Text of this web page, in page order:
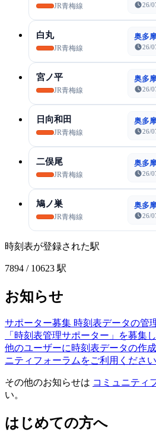
JR青梅線 26/
白丸
JR青梅線
奥多
26/
宮ノ平
JR青梅線
奥多
26/
日向和田
JR青梅線
奥多
26/
二俣尾
JR青梅線
奥多
26/
鳩ノ巣
JR青梅線
奥多
26/
時刻表が登録された駅
7894 / 10623 駅
お知らせ
サポーター募集 時刻表データの管
「時刻表管理サポーター」を募集
他のユーザーに時刻表データの作
ニティフォーラムをご利用ください
その他のお知らせは コミュニティ
い。
はじめての方へ